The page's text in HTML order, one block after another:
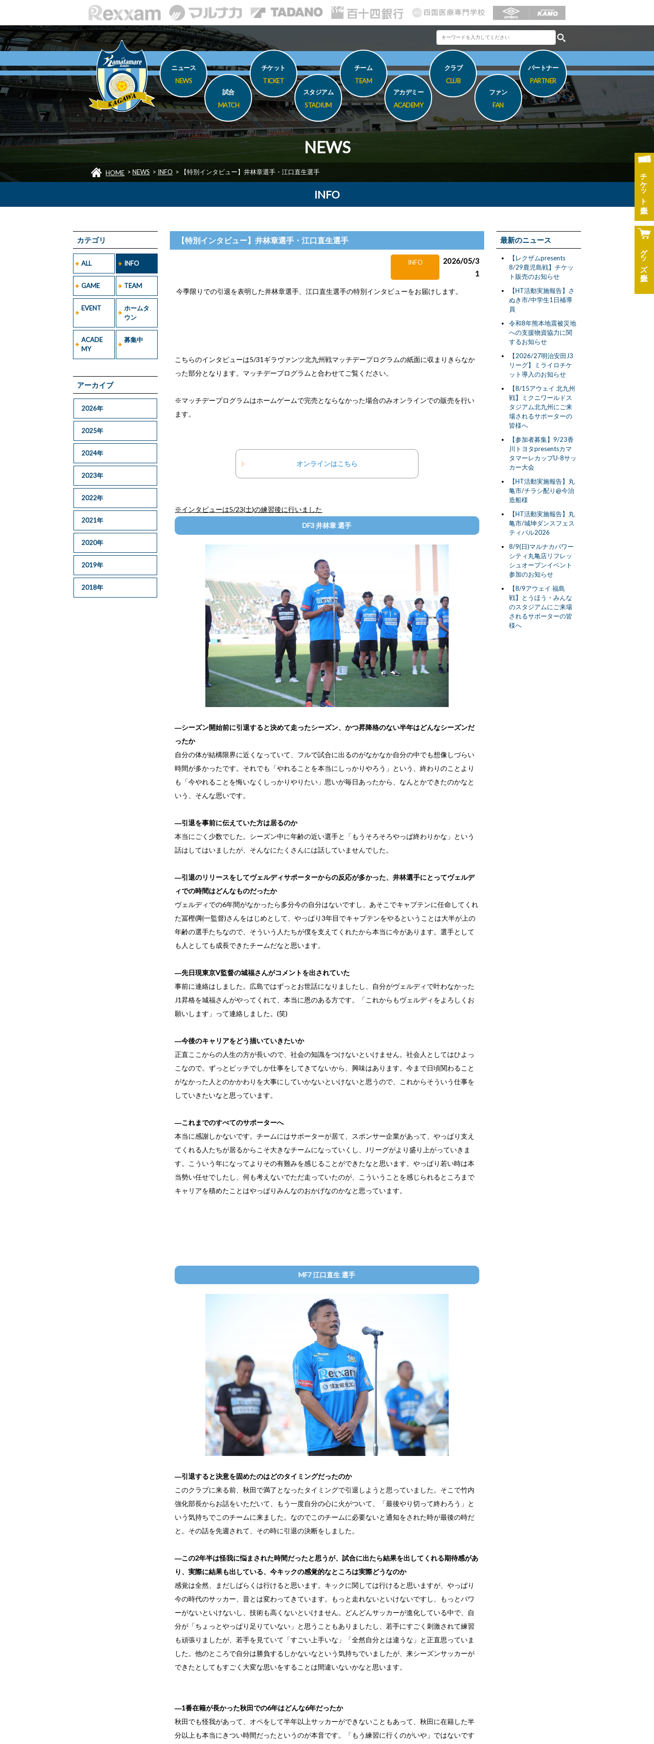
チケット
グッズ
ニュース
NEWS
試合
MATCH
チケット
TICKET
スタジアム
STADIUM
チーム
TEAM
アカデミー
ACADEMY
クラブ
CLUB
ファン
FAN
パートナー
PARTNER
NEWS
HOME > NEWS > INFO > 【特別インタビュー】井林章選手・江口直生選手
INFO
カテゴリ
ALL INFO
GAME TEAM
EVENT
ホームタ
ウン
ACADE
MY
募集中
アーカイブ
2026年
2025年
2024年
2023年
2022年
2021年
2020年
2019年
2018年
【特別インタビュー】井林章選手・江口直生選手
INFO
2026/05/3
1
今季限りでの引退を表明した井林章選手、江口直生選手の特別インタビューをお届けします。
こちらのインタビューは5/31ギラヴァンツ北九州戦マッチデープログラムの紙面に収まりきらなか
った部分となります。マッチデープログラムと合わせてご覧ください。
※マッチデープログラムはホームゲームで完売とならなかった場合のみオンラインでの販売を行い
ます。
オンラインはこちら
※インタビューは5/23(土)の練習後に行いました
DF3 井林章 選手
―シーズン開始前に引退すると決めて走ったシーズン、かつ昇降格のない半年はどんなシーズンだ
ったか
自分の体が結構限界に近くなっていて、フルで試合に出るのがなかなか自分の中でも想像しづらい
時間が多かったです。それでも「やれることを本当にしっかりやろう」という、終わりのことより
も「今やれることを悔いなくしっかりやりたい」思いが毎日あったから、なんとかできたのかなと
いう、そんな思いです。
―引退を事前に伝えていた方は居るのか
本当にごく少数でした。シーズン中に年齢の近い選手と「もうそろそろやっぱ終わりかな」という
話はしてはいましたが、そんなにたくさんには話していませんでした。
―引退のリリースをしてヴェルディサポーターからの反応が多かった、井林選手にとってヴェルデ
ィでの時間はどんなものだったか
ヴェルディでの6年間がなかったら多分今の自分はないですし、あそこでキャプテンに任命してくれ
た冨樫(剛一監督)さんをはじめとして、やっぱり3年目でキャプテンをやるということは大半が上の
年齢の選手たちなので、そういう人たちが僕を支えてくれたから本当に今があります。選手として
も人としても成長できたチームだなと思います。
―先日現東京V監督の城福さんがコメントを出されていた
事前に連絡はしました。広島ではずっとお世話になりましたし、自分がヴェルディで叶わなかった
J1昇格を城福さんがやってくれて、本当に恩のある方です。「これからもヴェルディをよろしくお
願いします」って連絡しました。(笑)
―今後のキャリアをどう描いていきたいか
正直ここからの人生の方が長いので、社会の知識をつけないといけません。社会人としてはひよっ
こなので。ずっとピッチでしか仕事をしてきてないから、興味はあります。今まで日頃関わること
がなかった人とのかかわりを大事にしていかないといけないと思うので、これからそういう仕事を
していきたいなと思っています。
―これまでのすべてのサポーターへ
本当に感謝しかないです。チームにはサポーターが居て、スポンサー企業があって、やっぱり支え
てくれる人たちが居るからこそ大きなチームになっていくし、Jリーグがより盛り上がっていきま
す。こういう年になってよりその有難みを感じることができたなと思います。やっぱり若い時は本
当勢い任せでしたし、何も考えないでただ走っていたのが、こういうことを感じられるところまで
キャリアを積めたことはやっぱりみんなのおかげなのかなと思っています。
MF7 江口直生 選手
―引退すると決意を固めたのはどのタイミングだったのか
このクラブに来る前、秋田で満了となったタイミングで引退しようと思っていました。そこで竹内
強化部長からお話をいただいて、もう一度自分の心に火がついて、「最後やり切って終わろう」と
いう気持ちでこのチームに来ました。なのでこのチームに必要ないと通知をされた時が最後の時だ
と。その話を先週されて、その時に引退の決断をしました。
―この2年半は怪我に悩まされた時間だったと思うが、試合に出たら結果を出してくれる期待感があ
り、実際に結果も出している、今キックの感覚的なところは実際どうなのか
感覚は全然、まだしばらくは行けると思います。キックに関しては行けると思いますが、やっぱり
今の時代のサッカー、昔とは変わってきています。もっと走れないといけないですし、もっとパワ
ーがないといけないし、技術も高くないといけません。どんどんサッカーが進化している中で、自
分が「ちょっとやっぱり足りていない」と思うこともありましたし、若手にすごく刺激されて練習
も頑張りましたが、若手を見ていて「すごい上手いな」「全然自分とは違うな」と正直思っていま
した。他のところで自分は勝負するしかないなという気持ちでいましたが、来シーズンサッカーが
できたとしてもすごく大変な思いをすることは間違いないかなと思います。
―1番在籍が長かった秋田での6年はどんな6年だったか
秋田でも怪我があって、オペをして半年以上サッカーができないこともあって、秋田に在籍した半
分以上も本当にきつい時間だったというのが本音です。「もう練習に行くのがいや」ではないです
最新のニュース
【レクザムpresents
8/29鹿児島戦】チケッ
ト販売のお知らせ
【HT活動実施報告】さ
ぬき市/中学生1日補導
員
令和8年熊本地震被災地
への支援物資協力に関
するお知らせ
【2026/27明治安田J3
リーグ】ミライロチケ
ット導入のお知らせ
【8/15アウェイ 北九州
戦】ミクニワールドス
タジアム北九州にご来
場されるサポーターの
皆様へ
【参加者募集】9/23香
川トヨタpresentsカマ
タマーレカップU-8サッ
カー大会
【HT活動実施報告】丸
亀市/チラシ配り@今治
造船様
【HT活動実施報告】丸
亀市/城坤ダンスフェス
ティバル2026
8/9(日)マルナカパワー
シティ丸亀店リフレッ
シュオープンイベント
参加のお知らせ
【8/9アウェイ 福島
戦】とうほう・みんな
のスタジアムにご来場
されるサポーターの皆
様へ